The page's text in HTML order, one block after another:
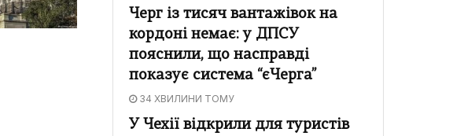
Черг із тисяч вантажівок на
кордоні немає: у ДПСУ
пояснили, що насправді
показує система “єЧерга”
34 ХВИЛИНИ ТОМУ
У Чехії відкрили для туристів